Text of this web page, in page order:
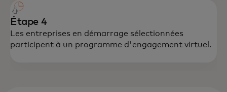
Étape 4
Les entreprises en démarrage sélectionnées
participent à un programme d'engagement virtuel.